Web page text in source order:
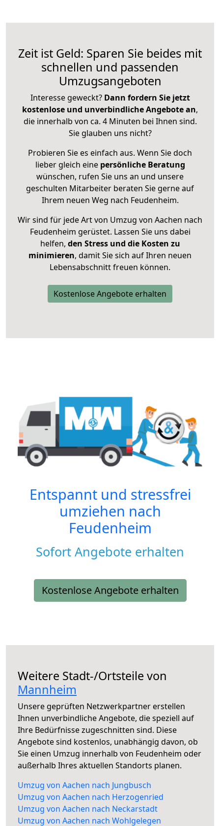
Zeit ist Geld: Sparen Sie beides mit
schnellen und passenden
Umzugsangeboten
Interesse geweckt? Dann fordern Sie jetzt
kostenlose und unverbindliche Angebote an,
die innerhalb von ca. 4 Minuten bei Ihnen sind.
Sie glauben uns nicht?
Probieren Sie es einfach aus. Wenn Sie doch
lieber gleich eine persönliche Beratung
wünschen, rufen Sie uns an und unsere
geschulten Mitarbeiter beraten Sie gerne auf
Ihrem neuen Weg nach Feudenheim.
Wir sind für jede Art von Umzug von Aachen nach
Feudenheim gerüstet. Lassen Sie uns dabei
helfen, den Stress und die Kosten zu
minimieren, damit Sie sich auf Ihren neuen
Lebensabschnitt freuen können.
Kostenlose Angebote erhalten
Entspannt und stressfrei
umziehen nach
Feudenheim
Sofort Angebote erhalten
Kostenlose Angebote erhalten
Weitere Stadt-/Ortsteile von
Mannheim
Unsere geprüften Netzwerkpartner erstellen
Ihnen unverbindliche Angebote, die speziell auf
Ihre Bedürfnisse zugeschnitten sind. Diese
Angebote sind kostenlos, unabhängig davon, ob
Sie einen Umzug innerhalb von Feudenheim oder
außerhalb Ihres aktuellen Standorts planen.
Umzug von Aachen nach Jungbusch
Umzug von Aachen nach Herzogenried
Umzug von Aachen nach Neckarstadt
Umzug von Aachen nach Wohlgelegen